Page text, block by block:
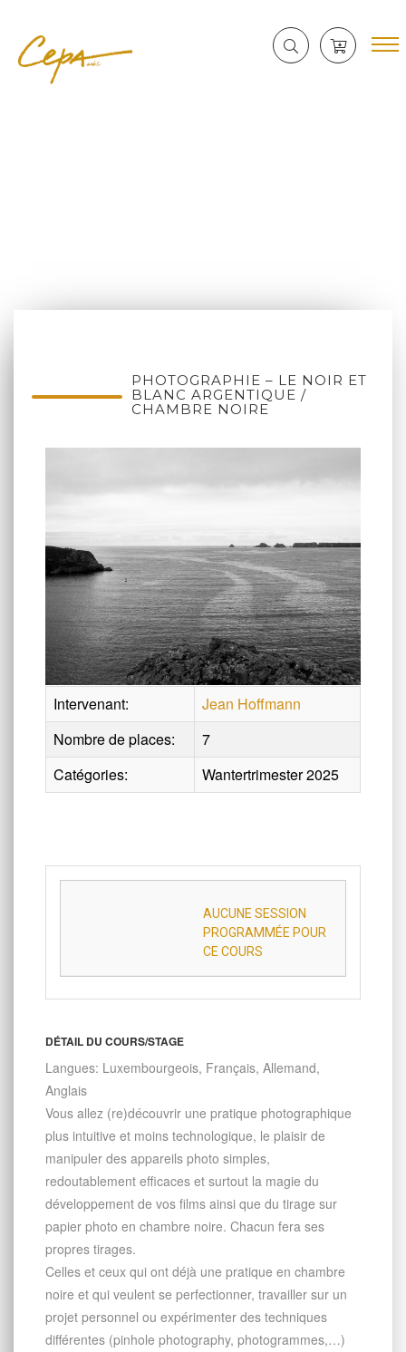
PHOTOGRAPHIE – LE NOIR ET
BLANC ARGENTIQUE /
CHAMBRE NOIRE
Intervenant:
Jean Hoffmann
Nombre de places:
7
Catégories:
Wantertrimester 2025
AUCUNE SESSION
PROGRAMMÉE POUR
CE COURS
DÉTAIL DU COURS/STAGE
Langues: Luxembourgeois, Français, Allemand,
Anglais
Vous allez (re)découvrir une pratique photographique
plus intuitive et moins technologique, le plaisir de
manipuler des appareils photo simples,
redoutablement efficaces et surtout la magie du
développement de vos films ainsi que du tirage sur
papier photo en chambre noire. Chacun fera ses
propres tirages.
Celles et ceux qui ont déjà une pratique en chambre
noire et qui veulent se perfectionner, travailler sur un
projet personnel ou expérimenter des techniques
différentes (pinhole photography, photogrammes,…)